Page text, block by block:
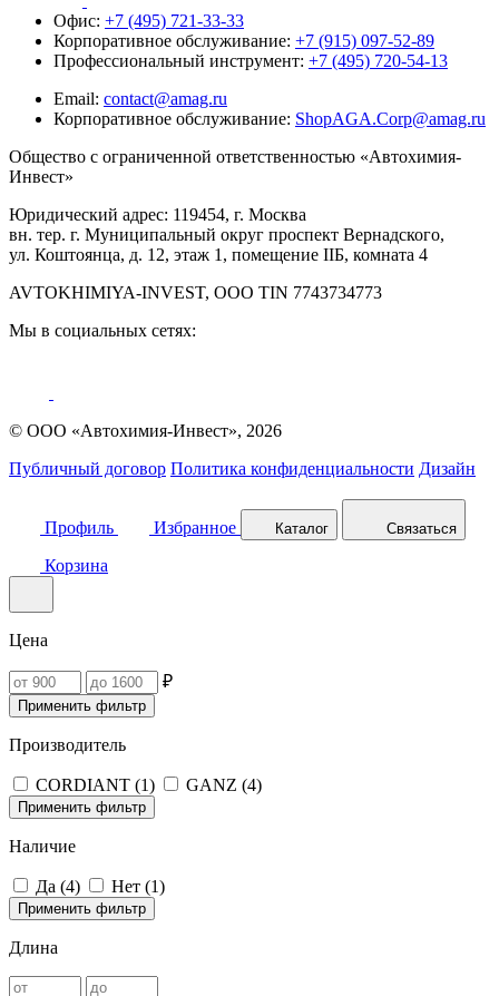
Офис: +7 (495) 721-33-33
Корпоративное обслуживание: +7 (915) 097-52-89
Профессиональный инструмент: +7 (495) 720-54-13
Email: contact@amag.ru
Корпоративное обслуживание: ShopAGA.Corp@amag.ru
Общество с ограниченной ответственностью «Автохимия-
Инвест»
Юридический адрес: 119454, г. Москва
вн. тер. г. Муниципальный округ проспект Вернадского,
ул. Коштоянца, д. 12, этаж 1, помещение IIБ, комната 4
AVTOKHIMIYA-INVEST, OOO TIN 7743734773
Мы в социальных сетях:
© ООО «Автохимия-Инвест», 2026
Публичный договор Политика конфиденциальности Дизайн
Профиль Избранное Каталог Связаться
Корзина
Цена
₽
Применить фильтр
Производитель
CORDIANT (1) GANZ (4)
Применить фильтр
Наличие
Да (4) Нет (1)
Применить фильтр
Длина